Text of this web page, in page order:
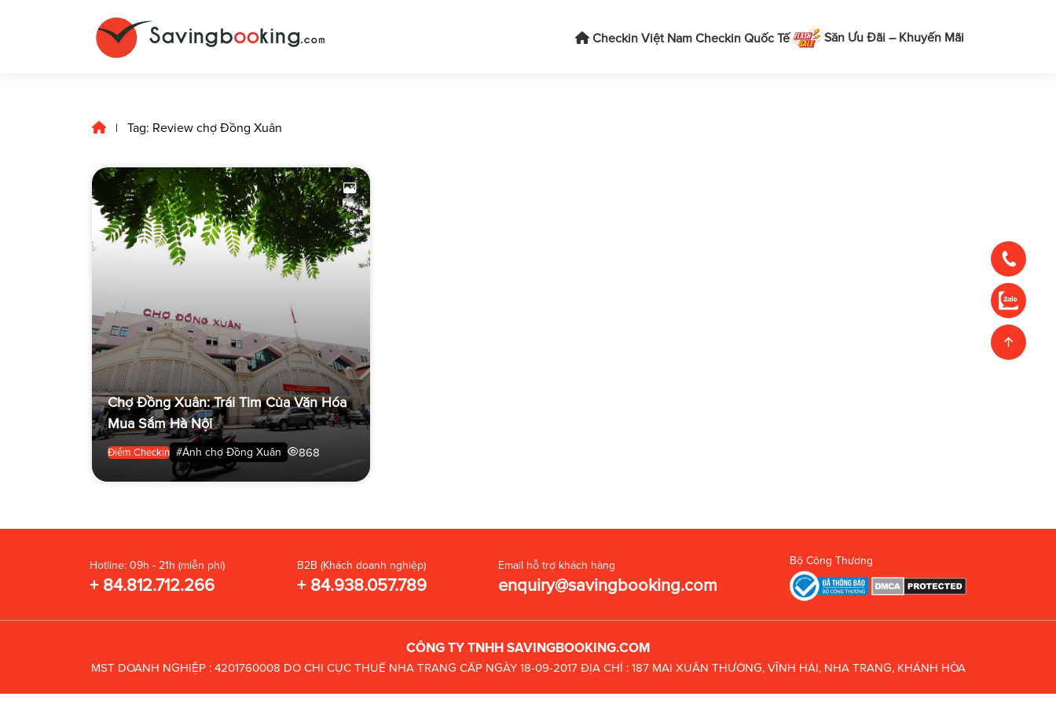
Checkin Việt Nam Checkin Quốc Tế Săn Ưu Đãi – Khuyến Mãi
| Tag: Review chợ Đồng Xuân
Chợ Đồng Xuân: Trái Tim Của Văn Hóa
Mua Sắm Hà Nội
Điểm Checkin #Ảnh chợ Đồng Xuân 868
Hotline: 09h - 21h (miễn phí)
+ 84.812.712.266
B2B (Khách doanh nghiệp)
+ 84.938.057.789
Email hỗ trợ khách hàng
enquiry@savingbooking.com
Bộ Công Thương
CÔNG TY TNHH SAVINGBOOKING.COM
MST DOANH NGHIỆP : 4201760008 DO CHI CỤC THUẾ NHA TRANG CẤP NGÀY 18-09-2017 ĐỊA CHỈ : 187 MAI XUÂN THƯỞNG, VĨNH HẢI, NHA TRANG, KHÁNH HÒA